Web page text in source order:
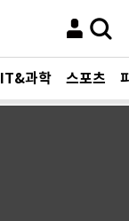
IT&과학 스포츠